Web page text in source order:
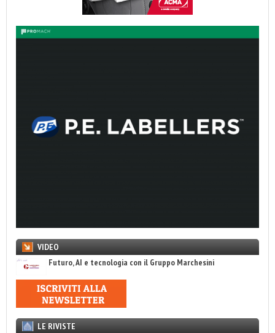
VIDEO
Futuro, AI e tecnologia con il Gruppo Marchesini
LE RIVISTE